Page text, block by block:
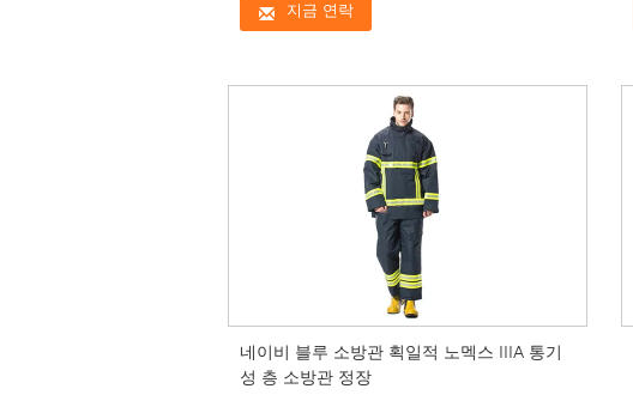
지금 연락
네이비 블루 소방관 획일적 노멕스 IIIA 통기
성 층 소방관 정장